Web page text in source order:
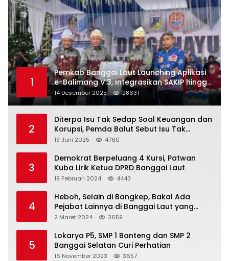
1
Pemkab Banggai Laut Launching Aplikasi
e-Balimang V.3, Integrasikan SAKIP hingga
Satu Data Layanan Publik
14 Desember 2025 28631
2
Diterpa Isu Tak Sedap Soal Keuangan dan
Korupsi, Pemda Balut Sebut Isu Tak
Berdasar
19 Juni 2025 4760
3
Demokrat Berpeluang 4 Kursi, Patwan
Kuba Lirik Ketua DPRD Banggai Laut
19 Februari 2024 4443
4
Heboh, Selain di Bangkep, Bakal Ada
Pejabat Lainnya di Banggai Laut yang
Bakal di Ciduk, Bagini Kata Kapolres!
2 Maret 2024 3659
5
Lokarya P5, SMP 1 Banteng dan SMP 2
Banggai Selatan Curi Perhatian
16 November 2023 3657